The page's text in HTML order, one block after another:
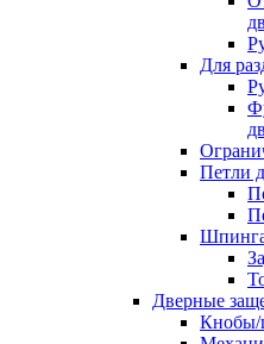
Для
Петли
Дверные